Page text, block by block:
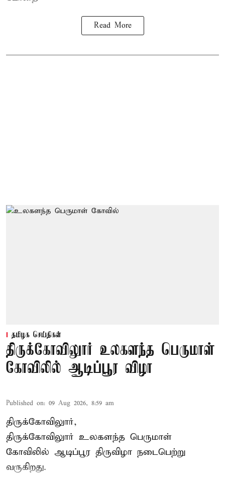
Read More
தமிழக செய்திகள்
திருக்கோவிலுார் உலகளந்த பெருமாள்
கோவிலில் ஆடிப்பூர விழா
Published on: 09 Aug 2026, 8:59 am
திருக்கோவிலுார்,
திருக்கோவிலுார் உலகளந்த பெருமாள்
கோவிலில் ஆடிப்பூர திருவிழா நடைபெற்று
வருகிறது.